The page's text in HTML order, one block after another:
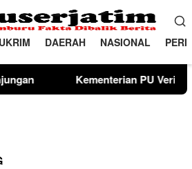
DAERAH NASIONAL
PU Verifikasi Lahan Sekolah